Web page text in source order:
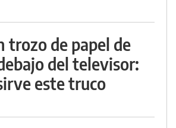
trozo de papel de
del televisor:
este truco